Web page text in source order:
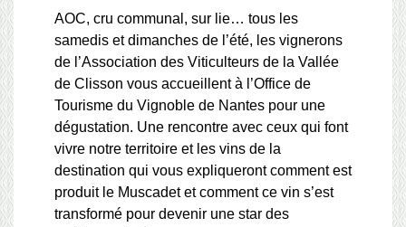
AOC, cru communal, sur lie… tous les
samedis et dimanches de l’été, les vignerons
de l’Association des Viticulteurs de la Vallée
de Clisson vous accueillent à l’Office de
Tourisme du Vignoble de Nantes pour une
dégustation. Une rencontre avec ceux qui font
vivre notre territoire et les vins de la
destination qui vous expliqueront comment est
produit le Muscadet et comment ce vin s’est
transformé pour devenir une star des